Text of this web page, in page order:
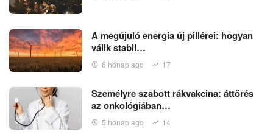
A megújuló energia új pillérei: hogyan
válik stabil…
6 hónap ago 17
Személyre szabott rákvakcina: áttörés
az onkológiában…
5 hónap ago 14